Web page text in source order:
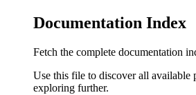
Documentation Index
Fetch the complete documentation
Use this file to discover all available
exploring further.